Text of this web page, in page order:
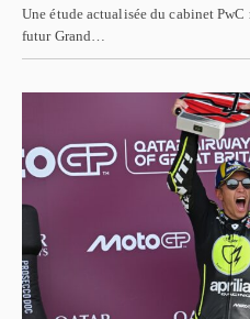
Une étude actualisée du cabinet PwC
futur Grand…